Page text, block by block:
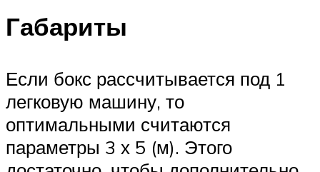
Габариты
Если бокс рассчитывается под 1
легковую машину, то
оптимальными считаются
параметры 3 х 5 (м). Этого